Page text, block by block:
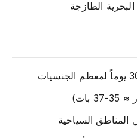
الطازجة
في المناطق السياحية